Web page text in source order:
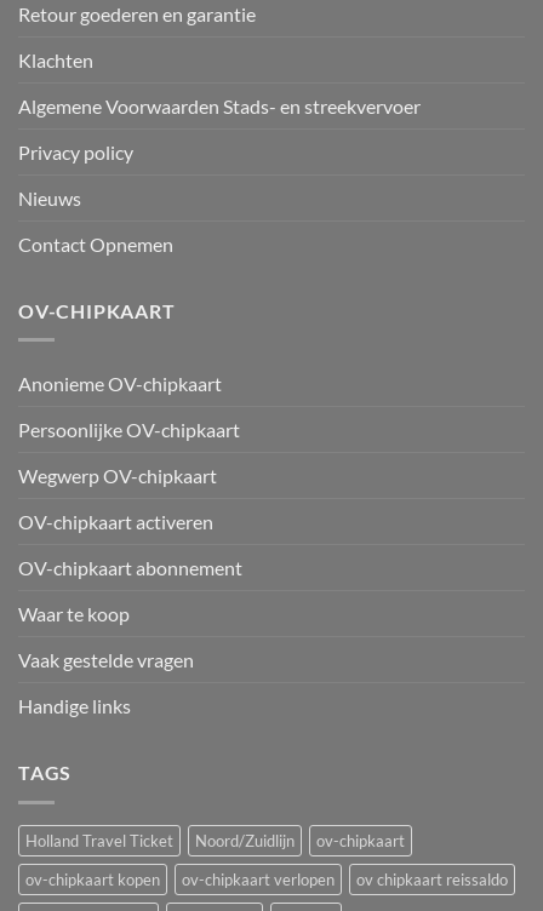
Retour goederen en garantie
Klachten
Algemene Voorwaarden Stads- en streekvervoer
Privacy policy
Nieuws
Contact Opnemen
OV-CHIPKAART
Anonieme OV-chipkaart
Persoonlijke OV-chipkaart
Wegwerp OV-chipkaart
OV-chipkaart activeren
OV-chipkaart abonnement
Waar te koop
Vaak gestelde vragen
Handige links
TAGS
Holland Travel Ticket Noord/Zuidlijn
ov-chipkaart
ov-chipkaart kopen
ov-chipkaart verlopen
ov chipkaart reissaldo